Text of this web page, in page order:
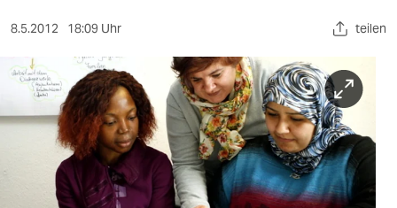
kultur
sport
berlin
wahrheit
8.5.2012 18:09 Uhr teilen